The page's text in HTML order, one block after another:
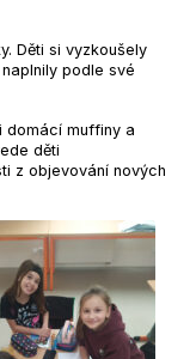
Děti si vyzkoušely
podle své
domácí muffiny a
děti
z objevování nových